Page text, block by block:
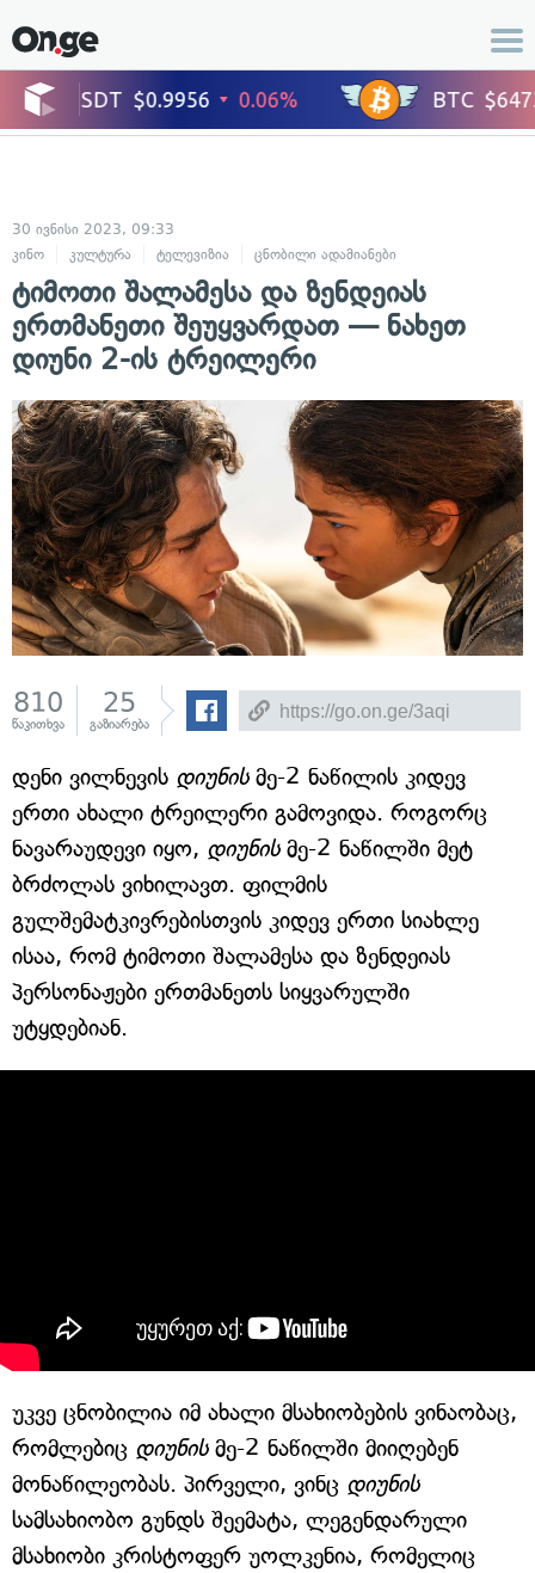
30 ივნისი 2023, 09:33
კინო
კულტურა ტელევიზია ცნობილი ადამიანები
ტიმოთი შალამესა და ზენდეიას
ერთმანეთი შეუყვარდათ — ნახეთ
დიუნი 2-ის ტრეილერი
810
წაკითხვა
25
გაზიარება
დენი ვილნევის დიუნისმე-2 ნაწილის კიდევ
ერთი ახალი ტრეილერი გამოვიდა. როგორც
ნავარაუდევი იყო, დიუნისმე-2 ნაწილში მეტ
ბრძოლას ვიხილავთ. ფილმის
გულშემატკივრებისთვის კიდევ ერთი სიახლე
ისაა, რომ ტიმოთი შალამესა და ზენდეიას
პერსონაჟები ერთმანეთს სიყვარულში
უტყდებიან.
უკვე ცნობილია იმ ახალი მსახიობების ვინაობაც,
რომლებიც დიუნისმე-2 ნაწილში მიიღებენ
მონაწილეობას. პირველი, ვინც დიუნის
სამსახიობო გუნდს შეემატა, ლეგენდარული
მსახიობი კრისტოფერ უოლკენია, რომელიც